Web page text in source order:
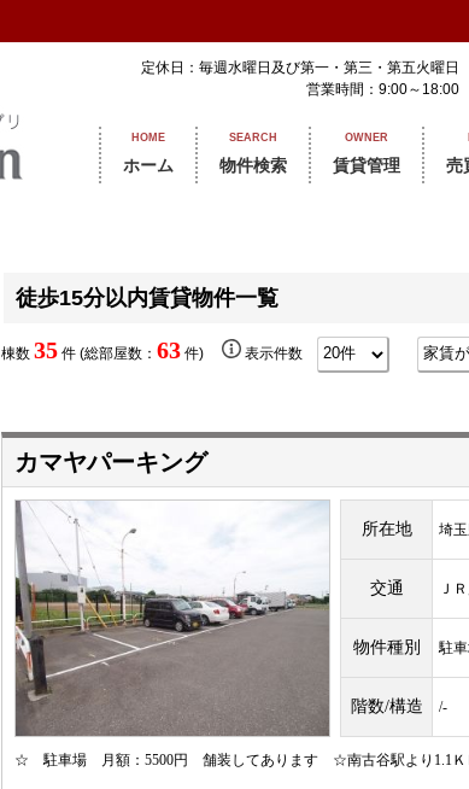
定休日：毎週水曜日及び第一・第三・第五火曜日
営業時間：9:00～18:00
HOME
ホーム
SEARCH
物件検索
OWNER
賃貸管理 売
徒歩15分以内賃貸物件一覧
棟数 35 件 (総部屋数： 63 件) 表示件数
カマヤパーキング
所在地 埼
交通 Ｊ
物件種別 駐
階数/構造 /-
☆ 駐車場 月額：5500円 舗装してあります ☆南古谷駅より1.1Ｋ